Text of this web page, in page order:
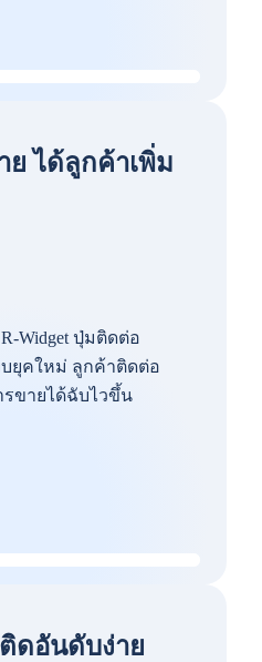
ย ได้ลูกค้าเพิ่ม
Widget ปุ่มติดต่อ
บยุคใหม่ ลูกค้าติดต่อ
รขายได้ฉับไวขึ้น
ดอันดับง่าย